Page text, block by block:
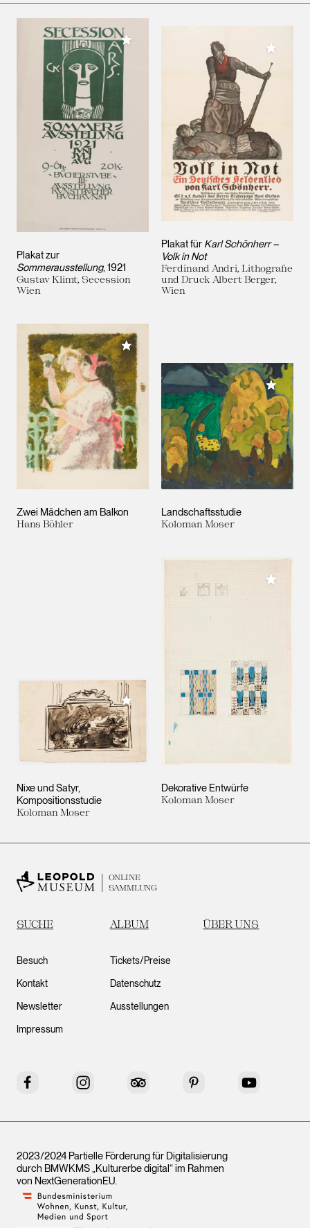
Plakat zur
Sommerausstellung, 1921
Gustav Klimt, Secession
Wien
Meiner Sammlung hinzufügen
Plakat für Karl Schönherr –
Volk in Not
Ferdinand Andri, Lithografie
und Druck Albert Berger,
Wien
Meiner
Zwei Mädchen am Balkon
Hans Böhler
Meiner Sammlung hinzufügen
Landschaftsstudie
Koloman Moser
Meiner
Nixe und Satyr,
Kompositionsstudie
Koloman Moser
Meiner Sammlung hinzufügen
Dekorative Entwürfe
Koloman Moser
Meiner
ONLINE
SAMMLUNG
SUCHE ALBUM ÜBER UNS
Besuch
Kontakt
Newsletter
Impressum
Tickets/Preise
Datenschutz
Ausstellungen
Facebook Instagram Tripadvisor Pinterest YouTube
2023/2024 Partielle Förderung für Digitalisierung
durch BMWKMS „Kulturerbe digital“ im Rahmen
von NextGenerationEU.